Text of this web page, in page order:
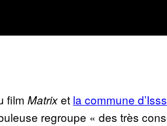
film Matrixet la commune
regroupe « des très